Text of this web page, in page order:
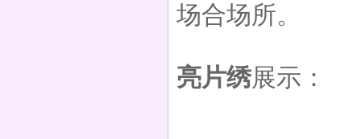
场合场所。
亮片绣展示：